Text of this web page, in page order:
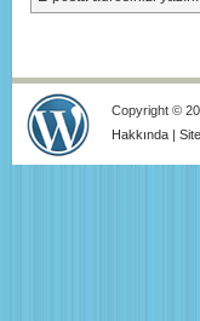
Copyright ©
Hakkında |